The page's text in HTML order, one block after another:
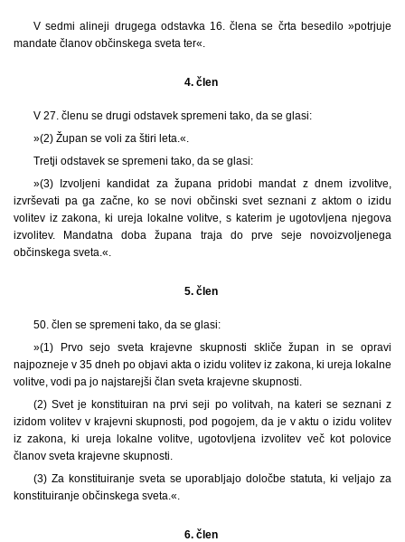
V sedmi alineji drugega odstavka 16. člena se črta besedilo »potrjuje
mandate članov občinskega sveta ter«.
4. člen
V 27. členu se drugi odstavek spremeni tako, da se glasi:
»(2) Župan se voli za štiri leta.«.
Tretji odstavek se spremeni tako, da se glasi:
»(3) Izvoljeni kandidat za župana pridobi mandat z dnem izvolitve,
izvrševati pa ga začne, ko se novi občinski svet seznani z aktom o izidu
volitev iz zakona, ki ureja lokalne volitve, s katerim je ugotovljena njegova
izvolitev. Mandatna doba župana traja do prve seje novoizvoljenega
občinskega sveta.«.
5. člen
50. člen se spremeni tako, da se glasi:
»(1) Prvo sejo sveta krajevne skupnosti skliče župan in se opravi
najpozneje v 35 dneh po objavi akta o izidu volitev iz zakona, ki ureja lokalne
volitve, vodi pa jo najstarejši član sveta krajevne skupnosti.
(2) Svet je konstituiran na prvi seji po volitvah, na kateri se seznani z
izidom volitev v krajevni skupnosti, pod pogojem, da je v aktu o izidu volitev
iz zakona, ki ureja lokalne volitve, ugotovljena izvolitev več kot polovice
članov sveta krajevne skupnosti.
(3) Za konstituiranje sveta se uporabljajo določbe statuta, ki veljajo za
konstituiranje občinskega sveta.«.
6. člen